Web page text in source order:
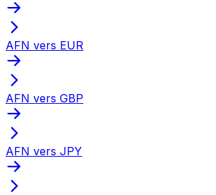
AFN vers EUR
AFN vers GBP
AFN vers JPY